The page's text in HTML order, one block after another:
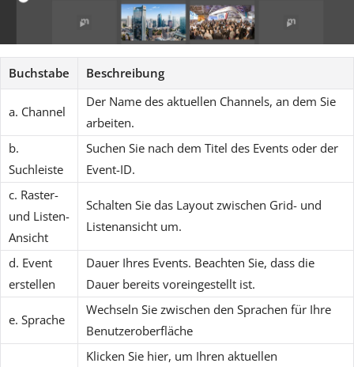
Buchstabe Beschreibung
a. Channel
Der Name des aktuellen Channels, an dem Sie
arbeiten.
b.
Suchleiste
Suchen Sie nach dem Titel des Events oder der
Event-ID.
c. Raster-
und Listen-
Ansicht
Schalten Sie das Layout zwischen Grid- und
Listenansicht um.
d. Event
erstellen
Dauer Ihres Events. Beachten Sie, dass die
Dauer bereits voreingestellt ist.
e. Sprache
Wechseln Sie zwischen den Sprachen für Ihre
Benutzeroberfläche
Klicken Sie hier, um Ihren aktuellen